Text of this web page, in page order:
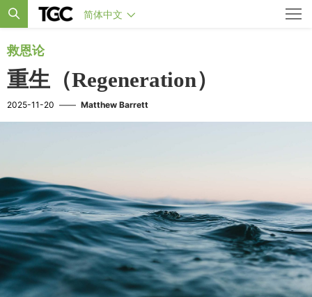
简体中文
救恩论
重生（Regeneration）
2025-11-20 —— Matthew Barrett